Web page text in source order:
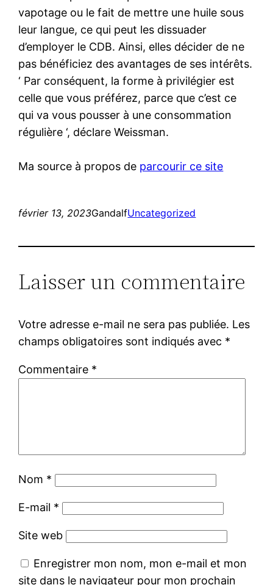
vapotage ou le fait de mettre une huile sous
leur langue, ce qui peut les dissuader
d’employer le CDB. Ainsi, elles décider de ne
pas bénéficiez des avantages de ses intérêts.
‘ Par conséquent, la forme à privilégier est
celle que vous préférez, parce que c’est ce
qui va vous pousser à une consommation
régulière ‘, déclare Weissman.
Ma source à propos de parcourir ce site
février 13, 2023GandalfUncategorized
Laisser un commentaire
Votre adresse e-mail ne sera pas publiée. Les
champs obligatoires sont indiqués avec *
Commentaire *
Nom *
E-mail *
Site web
Enregistrer mon nom, mon e-mail et mon
site dans le navigateur pour mon prochain